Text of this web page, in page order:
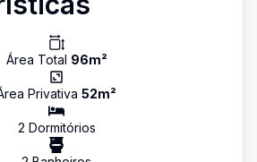
Área Total 96m²
Privativa 52m²
2 Dormitórios